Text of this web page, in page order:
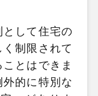
して住宅の
制限されて
とはできま
的に特別な